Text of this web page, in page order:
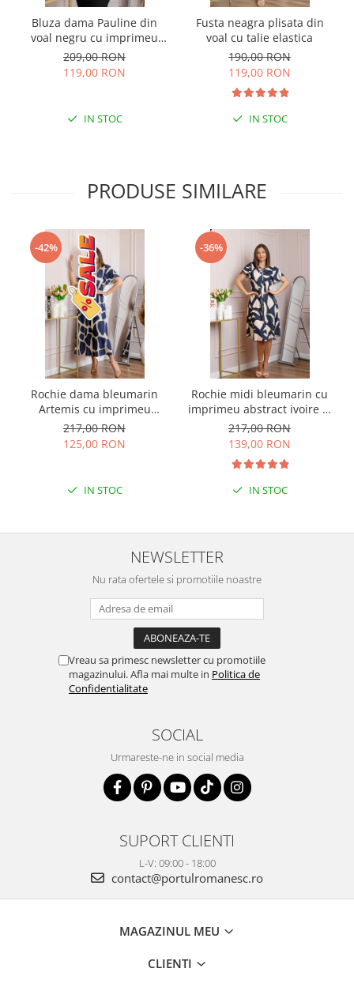
Bluza dama Pauline din
voal negru cu imprimeu
floral auriu
209,00 RON
119,00 RON
IN STOC
Fusta neagra plisata din
voal cu talie elastica
190,00 RON
119,00 RON
IN STOC
PRODUSE SIMILARE
-42%
Rochie dama bleumarin
Artemis cu imprimeu
abstract si cordon in talie
217,00 RON
125,00 RON
IN STOC
-36%
Rochie midi bleumarin cu
imprimeu abstract ivoire si
snur la decolteu Shelby
217,00 RON
139,00 RON
IN STOC
NEWSLETTER
Nu rata ofertele si promotiile noastre
Vreau sa primesc newsletter cu promotiile
magazinului. Afla mai multe in Politica de
Confidentialitate
SOCIAL
Urmareste-ne in social media
SUPORT CLIENTI
L-V: 09:00 - 18:00
contact@portulromanesc.ro
MAGAZINUL MEU
CLIENTI